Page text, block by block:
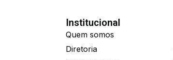
Institucional
Quem somos
Diretoria